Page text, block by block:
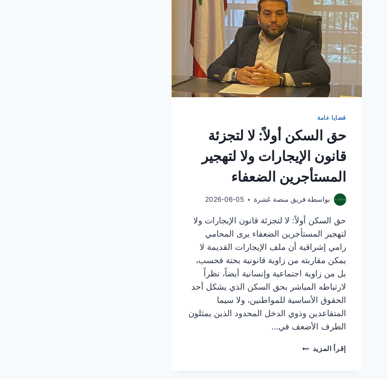
قضايا عامة
حق السكن أولاً: لا لتجزئة
قانون الإيجارات ولا لتهجير
المستأجرين الضعفاء
بواسطة فريق منصة عَشرة 2026-06-05
حق السكن أولاً: لا لتجزئة قانون الإيجارات ولا
لتهجير المستأجرين الضعفاء يرى المحامي
رامي إشراقية أن ملف الإيجارات القديمة لا
يمكن مقاربته من زاوية قانونية بحتة فحسب،
بل من زاوية اجتماعية وإنسانية أيضاً، نظراً
لارتباطه المباشر بحق السكن الذي يشكل أحد
الحقوق الأساسية للمواطنين، ولا سيما
المتقاعدين وذوي الدخل المحدود الذين يمثلون
الطرف الأضعف في…
إقرأ المزيد حق